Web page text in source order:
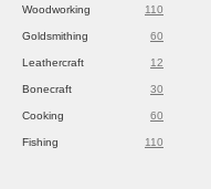
Woodworking 110
Goldsmithing 60
Leathercraft 12
Bonecraft 30
Cooking 60
Fishing 110